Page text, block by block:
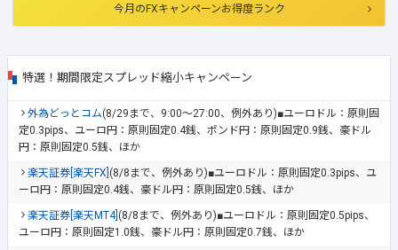
今月のFXキャンペーンお得度ランク
特選！期間限定スプレッド縮小キャンペーン
外為どっとコム(8/29まで、9:00～27:00、例外あり)■ユーロドル：原則固
定0.3pips、ユーロ円：原則固定0.4銭、ポンド円：原則固定0.9銭、豪ドル
円：原則固定0.5銭、ほか
楽天証券[楽天FX] (8/8まで、例外あり)■ユーロドル：原則固定0.3pips、ユ
ーロ円：原則固定0.4銭、豪ドル円：原則固定0.5銭、ほか
楽天証券[楽天MT4] (8/8まで、例外あり)■ユーロドル：原則固定0.5pips、
ユーロ円：原則固定1.0銭、豪ドル円：原則固定0.7銭、ほか